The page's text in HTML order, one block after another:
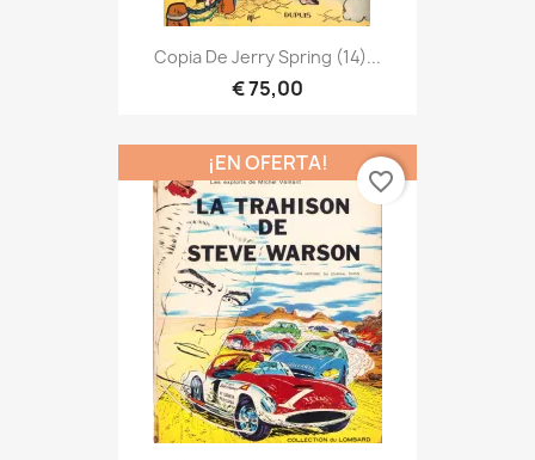
Copia De Jerry Spring (14)...
€ 75,00
¡EN OFERTA!
favorite_border